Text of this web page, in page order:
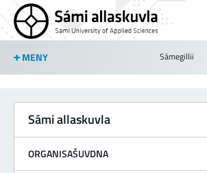
Jump to navigation
MENY Sámegillii
Sámi allaskuvla
ORGANISAŠUVDNA